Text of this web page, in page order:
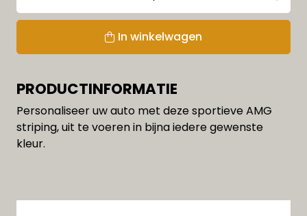
In winkelwagen
PRODUCTINFORMATIE
Personaliseer uw auto met deze sportieve AMG
striping, uit te voeren in bijna iedere gewenste
kleur.